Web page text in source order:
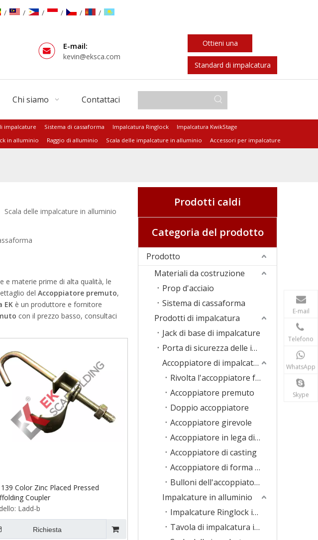
/ / / / / /
E-mail
Telefono
WhatsApp
Skype
E-mail:
kevin@eksca.com
Ottieni una
citazione
Standard di impalcatura
Chi siamo Contattaci
impalcature Sistema di cassaforma Impalcatura Ringlock
Impalcatura KwikStage
in alluminio Raggio di alluminio Scala delle impalcature in alluminio Accessori per impalcature
Scala delle impalcature in alluminio
e materie prime di alta qualità, le
del Accoppiatore premuto,
EK è un produttore e fornitore
con il prezzo basso, consultaci
Color Zinc Placed Pressed
Coupler
Ladd-b
Richiesta
Prodotti caldi
Categoria del prodotto
Prodotto
Materiali da costruzione
Prop d'acciaio
Sistema di cassaforma
Prodotti di impalcatura
Jack di base di impalcature
Porta di sicurezza delle impalcature
Accoppiatore di impalcature
Rivolta l'accoppiatore forgiato
Accoppiatore premuto
Doppio accoppiatore
Accoppiatore girevole
Accoppiatore in lega di alluminio
Accoppiatore di casting
Accoppiatore di forma speciale
Bulloni dell'accoppiatore
Impalcature in alluminio
Impalcature Ringlock in alluminio
Tavola di impalcatura in alluminio